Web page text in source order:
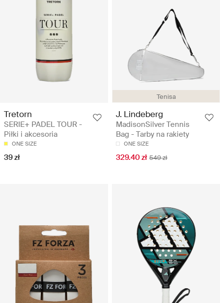
Tretorn
SERIE+ PADEL TOUR -
Piłki i akcesoria
ONE SIZE
39 zł
Tenisa
J. Lindeberg
MadisonSilver Tennis
Bag - Tarby na rakiety
ONE SIZE
329.40 zł 549 zł